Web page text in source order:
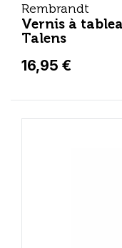
Rembrandt
Vernis à
Talens
16,95 €